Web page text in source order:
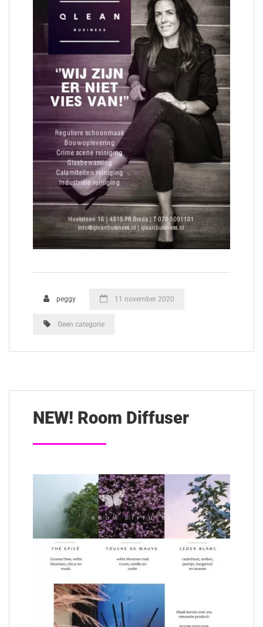
peggy 11 november 2020
Geen categorie
NEW! Room Diffuser